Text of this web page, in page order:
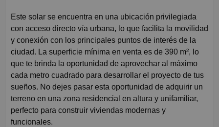
Este solar se encuentra en una ubicación privilegiada
con acceso directo vía urbana, lo que facilita la movilidad
y conexión con los principales puntos de interés de la
ciudad. La superficie mínima en venta es de 390 m², lo
que te brinda la oportunidad de aprovechar al máximo
cada metro cuadrado para desarrollar el proyecto de tus
sueños. No dejes pasar esta oportunidad de adquirir un
terreno en una zona residencial en altura y unifamiliar,
perfecto para construir viviendas modernas y
funcionales.